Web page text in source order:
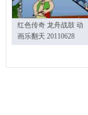
红色传奇 龙舟战鼓 动
画乐翻天 20110628